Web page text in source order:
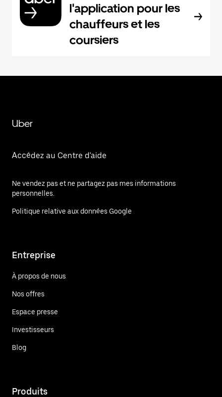
l'application pour les
chauffeurs et les
coursiers
Uber
Accédez au Centre d'aide
Ne vendez pas et ne partagez pas mes informations
personnelles.
Politique relative aux données Google
Entreprise
À propos de nous
Nos offres
Espace presse
Investisseurs
Blog
Produits